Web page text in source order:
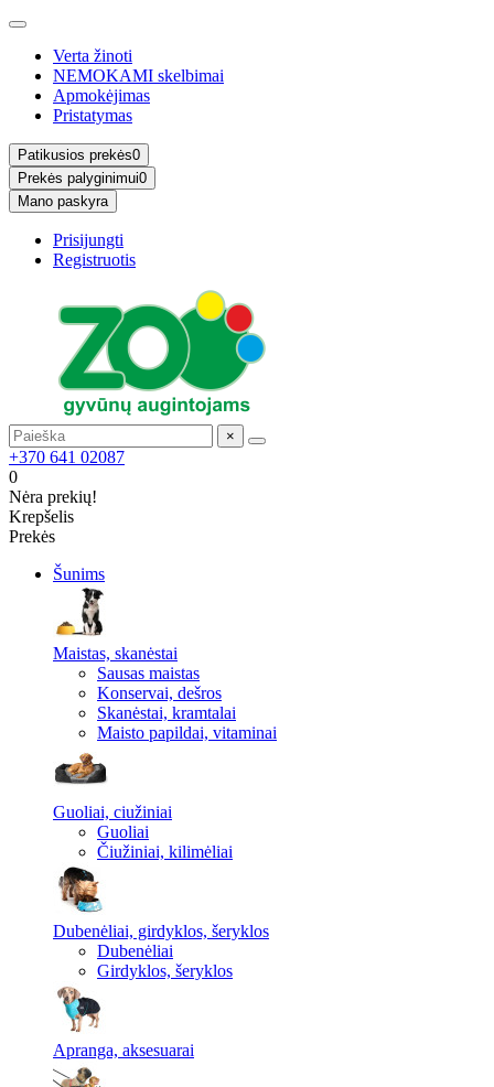
Verta žinoti
NEMOKAMI skelbimai
Apmokėjimas
Pristatymas
Patikusios prekės0
Prekės palyginimui0
Mano paskyra
Prisijungti
Registruotis
×
+370 641 02087
0
Nėra prekių!
Krepšelis
Prekės
Šunims
Maistas, skanėstai
Sausas maistas
Konservai, dešros
Skanėstai, kramtalai
Maisto papildai, vitaminai
Guoliai, ciužiniai
Guoliai
Čiužiniai, kilimėliai
Dubenėliai, girdyklos, šeryklos
Dubenėliai
Girdyklos, šeryklos
Apranga, aksesuarai